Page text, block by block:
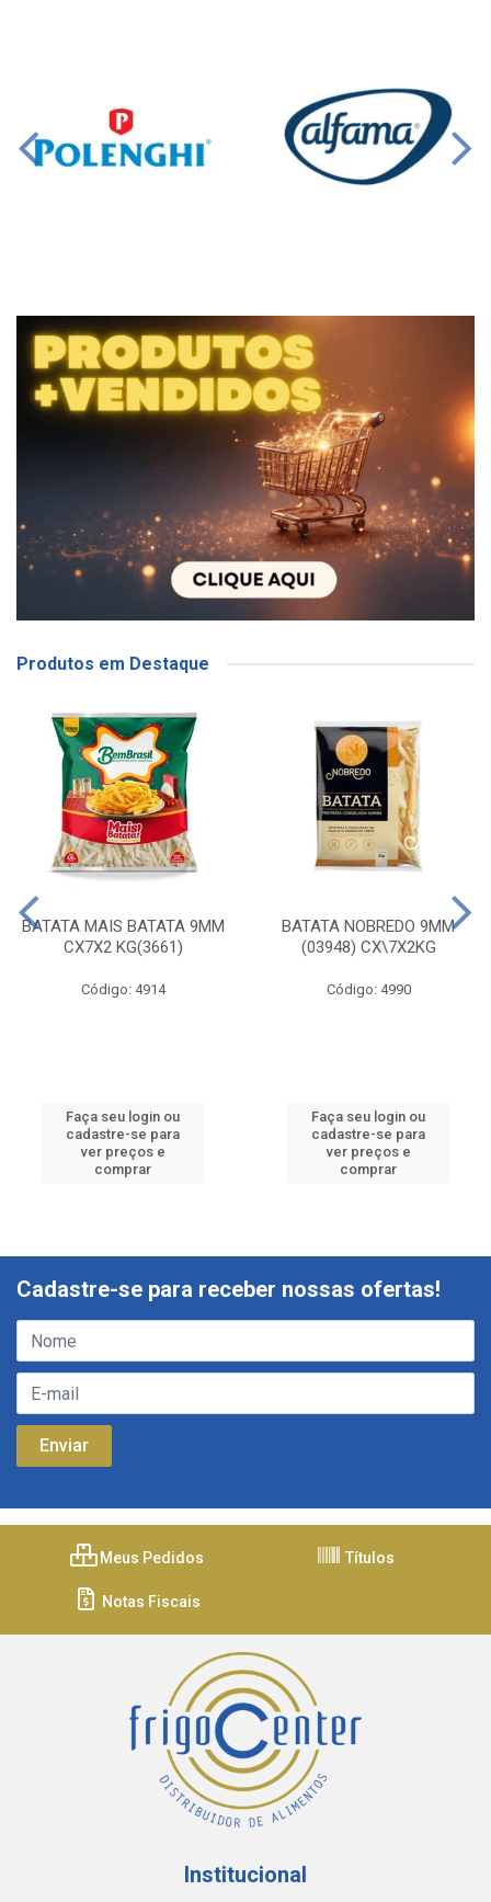
Produtos em Destaque
BATATA MAIS BATATA 9MM
CX7X2 KG(3661)
Código: 4914
Faça seu login ou
cadastre-se para
ver preços e
comprar
BATATA NOBREDO 9MM
(03948) CX\7X2KG
Código: 4990
Faça seu login ou
cadastre-se para
ver preços e
comprar
Cadastre-se para receber nossas ofertas!
Meus Pedidos Títulos
Notas Fiscais
Institucional